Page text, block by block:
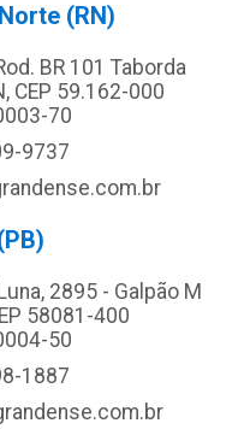
(RN)
BR 101 Taborda
CEP 59.162-000
70
9737
2895 - Galpão M
58081-400
50
1887